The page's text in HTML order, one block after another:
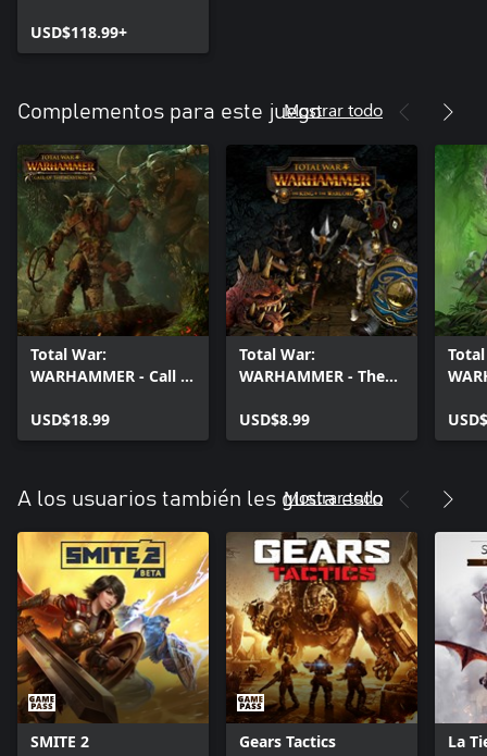
USD$118.99+
Complementos para este juegoMostrar todo
Total War:
WARHAMMER - Call of
USD$18.99
Total War:
WARHAMMER - The
USD$8.99
A los usuarios también les gusta esto
Mostrar todo
SMITE 2 Gears Tactics
La